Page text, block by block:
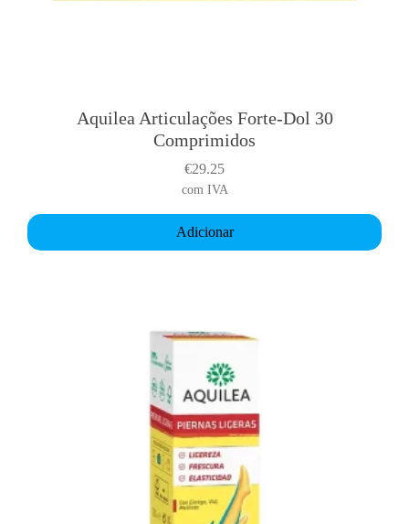
Aquilea Articulações Forte-Dol 30
Comprimidos
€29.25
com IVA
Adicionar